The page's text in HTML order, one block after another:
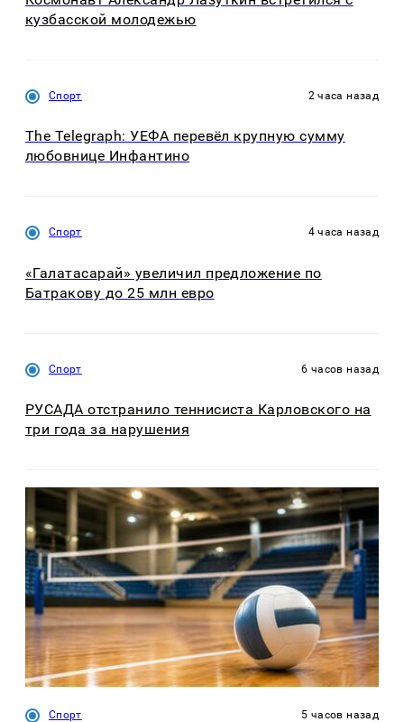
кузбасской молодежью
Спорт 2 часа назад
The Telegraph: УЕФА перевёл крупную сумму
любовнице Инфантино
Спорт 4 часа назад
«Галатасарай» увеличил предложение по
Батракову до 25 млн евро
Спорт 6 часов назад
РУСАДА отстранило теннисиста Карловского на
три года за нарушения
Спорт 5 часов назад